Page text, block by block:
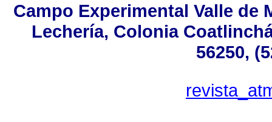
Campo Experimental Valle de
Lechería, Colonia
56250,